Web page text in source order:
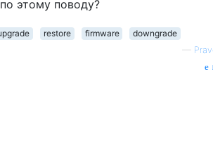
этому поводу?
restore firmware
downgrade
—